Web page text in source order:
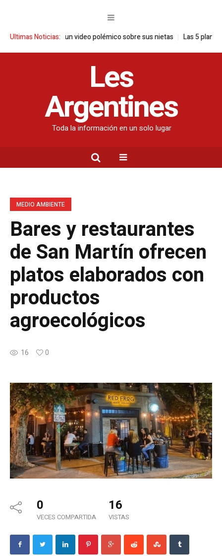
Ultimas Noticias:
tras un video polémico sobre sus nietas Las 5 plantas ideales
Les
Argentines
Toda la información en un solo lugar
MEDIO AMBIENTE
Bares y restaurantes
de San Martín ofrecen
platos elaborados con
productos
agroecológicos
16 0
0
VECES COMPARTIDA
16
VISTAS